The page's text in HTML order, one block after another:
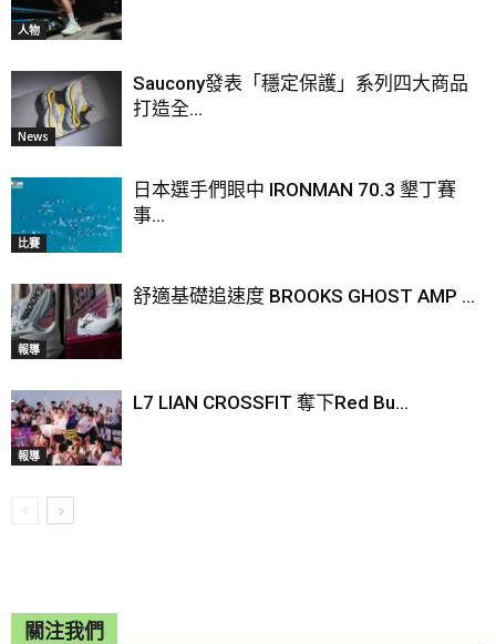
人物
News
Saucony發表「穩定保護」系列四大商品
打造全...
比賽
日本選手們眼中 IRONMAN 70.3 墾丁賽
事...
報導
舒適基礎追速度 BROOKS GHOST AMP ...
報導
L7 LIAN CROSSFIT 奪下Red Bu...
關注我們